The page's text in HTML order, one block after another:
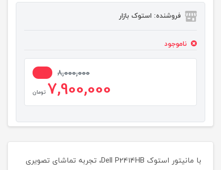
فروشنده: استوک بازار
ناموجود
8,000,000
7,900,000 تومان
با مانیتور استوک Dell P2414HB، تجربه تماشای تصویری